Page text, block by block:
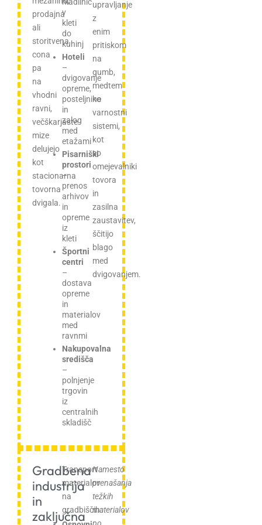
prodajna
ali
storitvena
cona
pa
na
vhodni
ravni,
večškarjaste
mize
delujejo
kot
stacionarna
tovorna
dvigala.
v
kleti
do
kuhinj
Hoteli
–
dvigovanje
opreme,
posteljnine
in
zalog
med
etažami
Pisarniški
prostori
–
prenos
arhivov
in
opreme
iz
kleti
Športni
centri
–
dostava
opreme
in
materialov
med
ravnmi
Nakupovalna
središča
–
polnjenje
trgovin
iz
centralnih
skladišč
upravljanje
z
enim
pritiskom
na
gumb,
medtem
ko
varnostni
sistemi,
kot
so
omejevalniki
tovora
in
zasilna
zaustavitev,
ščitijo
blago
med
dvigovanjem.
Gradbena
industrija
in
zaključna
Transport
materialov
na
gradbiščih:
Namesto
prenašanja
težkih
materialov
po